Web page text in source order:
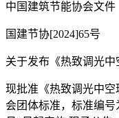
中国建筑节能协会文件
国建节协[2024]65号
关于发布《热致调光中
现批准《热致调光中
会团体标准，标准编号